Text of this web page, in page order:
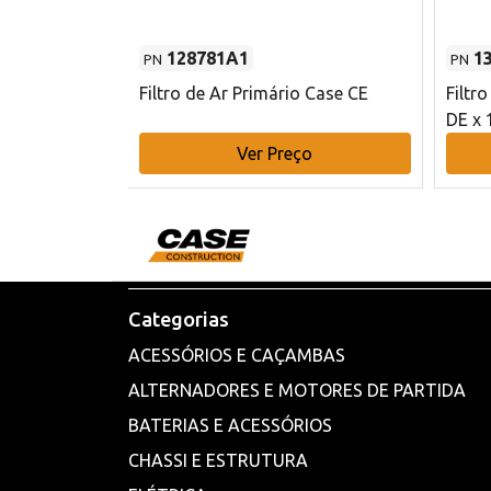
PN 128781A1
Filtro de Ar Primário Case CE
Ver Preço
PN
DE x
Categorias
ACESSÓRIOS E CAÇAMBAS
ALTERNADORES E MOTORES DE PARTIDA
BATERIAS E ACESSÓRIOS
CHASSI E ESTRUTURA